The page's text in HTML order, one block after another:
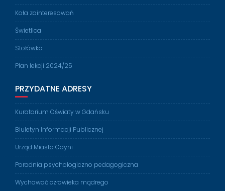
Koła zainteresowań
Świetlica
Stołówka
Plan lekcji 2024/25
PRZYDATNE ADRESY
Kuratorium Oświaty w Gdańsku
Biuletyn Informacji Publicznej
Urząd Miasta Gdyni
Poradnia psychologiczno pedagogiczna
Wychować człowieka mądrego